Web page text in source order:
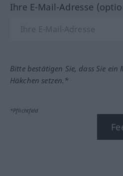
Ihre E-Mail-Adresse
Bitte bestätigen Sie, dass Sie ein
Häkchen setzen.*
*Pflichtfeld